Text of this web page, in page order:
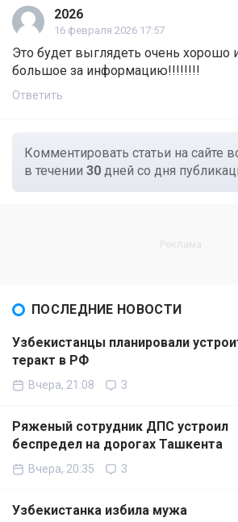
2026
16 февраля 2026 17:57
Это будет выглядеть очень хорошо
большое за информацию!!!!!!!!
Ответить
Комментировать статьи на сайте
в течении 30 дней со дня
ПОСЛЕДНИЕ НОВОСТИ
Узбекистанцы планировали
теракт в РФ
Вчера, 21:08 3
Ряженый сотрудник ДПС устроил
беспредел на дорогах Ташкента
Вчера, 20:35 3
Узбекистанка избила мужа